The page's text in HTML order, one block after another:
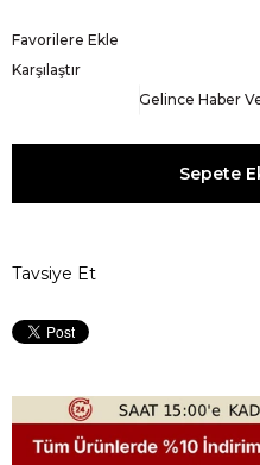
Favorilere Ekle
Karşılaştır
Gelince Haber
Tavsiye Et